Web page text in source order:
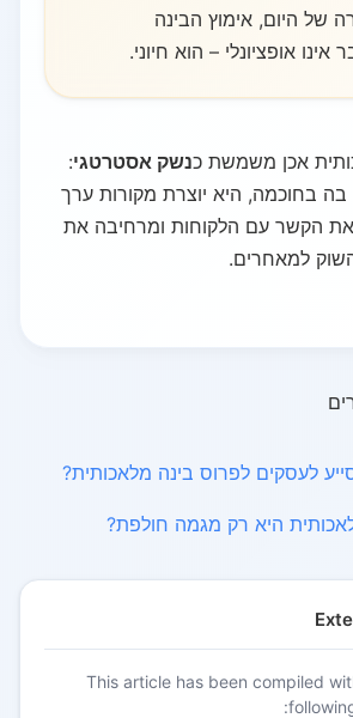
של היום, אימוץ הבינה
אופציונלי – הוא חיוני.
אכן משמשת כנשק אסטרטגי:
בחוכמה, היא יוצרת מקורות ערך
הקשר עם הלקוחות ומרחיבה את
למאחרים.
היא רק מגמה חולפת?
This article has been compiled